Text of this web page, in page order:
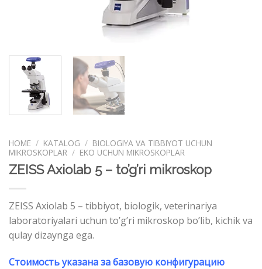
HOME / KATALOG / BIOLOGIYA VA TIBBIYOT UCHUN
MIKROSKOPLAR / EKO UCHUN MIKROSKOPLAR
ZEISS Axiolab 5 – to’g’ri mikroskop
ZEISS Axiolab 5 – tibbiyot, biologik, veterinariya
laboratoriyalari uchun to’g’ri mikroskop bo’lib, kichik va
qulay dizaynga ega.
Стоимость указана за базовую конфигурацию